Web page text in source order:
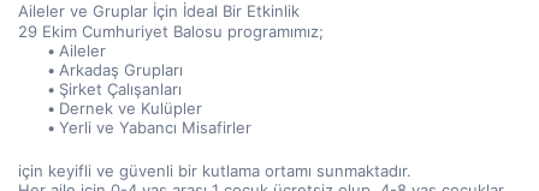
Aileler ve Gruplar İçin İdeal Bir Etkinlik
29 Ekim Cumhuriyet Balosu programımız;
Aileler
Arkadaş Grupları
Şirket Çalışanları
Dernek ve Kulüpler
Yerli ve Yabancı Misafirler
için keyifli ve güvenli bir kutlama ortamı sunmaktadır.